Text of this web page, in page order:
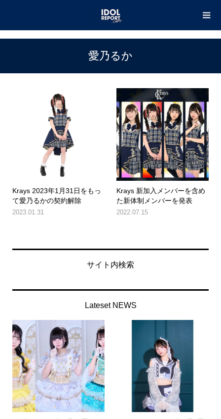
愛乃るか
Krays 2023年1月31日をもっ
て愛乃るかの契約解除
2023.01.31
Krays 新加入メンバーを含め
た新体制メンバーを発表
2022.07.15
サイト内検索
Lateset NEWS